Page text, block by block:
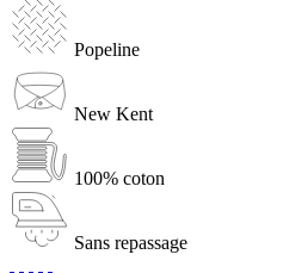
Popeline
New Kent
100% coton
Sans repassage